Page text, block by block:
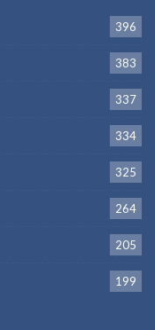
396
383
337
334
325
264
205
199